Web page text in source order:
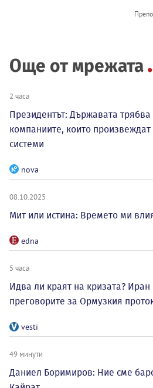
Още от мрежата
2 часа
Президентът: Държавата
компаниите, които
системи
nova
08.10.2025
Мит или истина: Времето ми
edna
5 часа
Идва ли краят на кризата?
преговорите за Ормузкия
vesti
49 минути
Даниел Боримиров: Ние сме